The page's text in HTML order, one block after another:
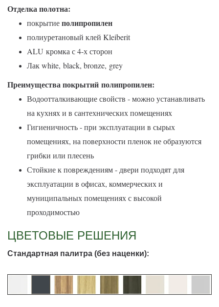
Отделка полотна:
покрытиеполипропилен
полиуретановый клей Kleiberit
ALU кромка с 4-х сторон
Лак white, black, bronze, grey
Преимущества покрытий полипропилен:
Водоотталкивающие свойств - можно устанавливать
на кухнях и в сантехнических помещениях
Гигиеничность - при эксплуатации в сырых
помещениях, на поверхности пленок не образуются
грибки или плесень
Стойкие к повреждениям - двери подходят для
эксплуатации в офисах, коммерческих и
муниципальных помещениях с высокой
проходимостью
ЦВЕТОВЫЕ РЕШЕНИЯ
Стандартная палитра (без наценки):